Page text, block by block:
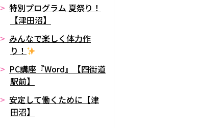
特別プログラム 夏祭り！
【津田沼】
みんなで楽しく体力作
り！
PC講座『Word』【四街道
駅前】
安定して働くために【津
田沼】